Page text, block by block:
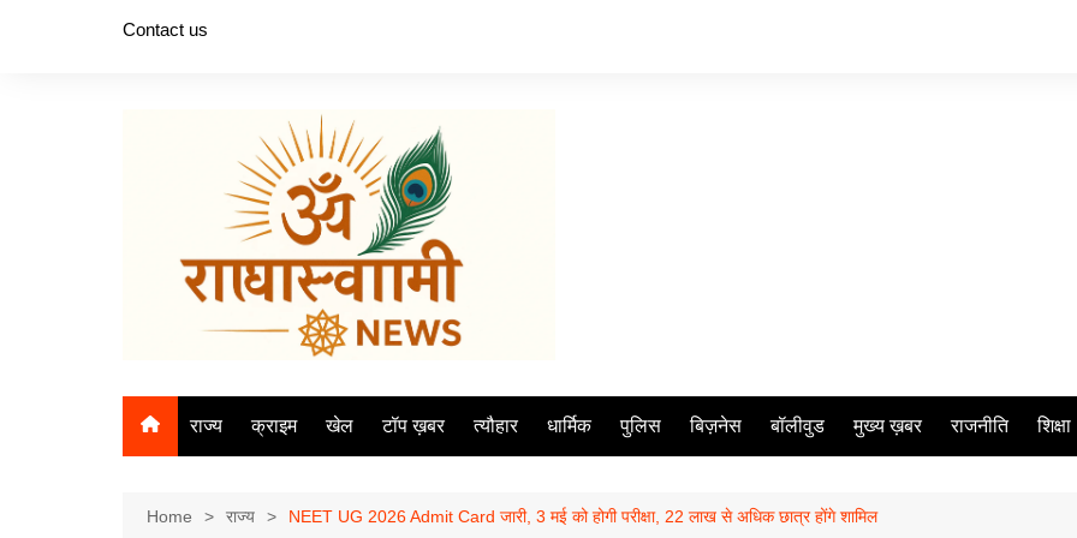
Contact us
राज्य क्राइम खेल टॉप ख़बर त्यौहार धार्मिक पुलिस बिज़नेस बॉलीवुड मुख्य ख़बर राजनीति शिक्षा
Home राज्य NEET UG 2026 Admit Card जारी, 3 मई को होगी परीक्षा, 22 लाख से अधिक छात्र होंगे शामिल